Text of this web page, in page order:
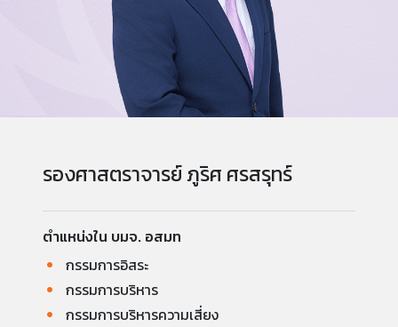
รองศาสตราจารย์ ภูริศ ศรสรุทร์
ตำแหน่งใน บมจ. อสมท
กรรมการอิสระ
กรรมการบริหาร
กรรมการบริหารความเสี่ยง